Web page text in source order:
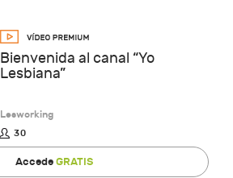
Bienvenida al canal “Yo
Lesbiana”
Lesworking
30
AccedeGRATIS